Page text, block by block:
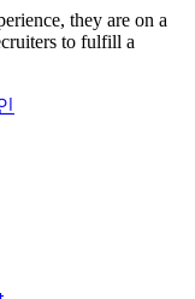
they are on a
to fulfill a